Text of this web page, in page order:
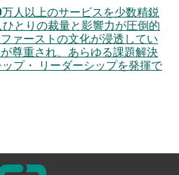
人以上のサービスを少数精鋭
とりの裁量と影響力が圧倒的
ァーストの文化が浸透してい
尊重され、あらゆる課題解決
プ・ リーダーシップを発揮で